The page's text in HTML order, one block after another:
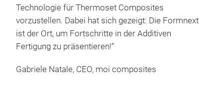
Technologie für Thermoset Composites
vorzustellen. Dabei hat sich gezeigt: Die Formnext
ist der Ort, um Fortschritte in der Additiven
Fertigung zu präsentieren!“
Gabriele Natale, CEO, moi composites